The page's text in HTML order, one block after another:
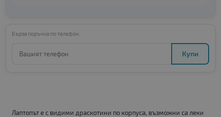
Бърза поръчка по телефон:
Купи
Лаптопът е с видими драскотини по корпуса, възможни са леки